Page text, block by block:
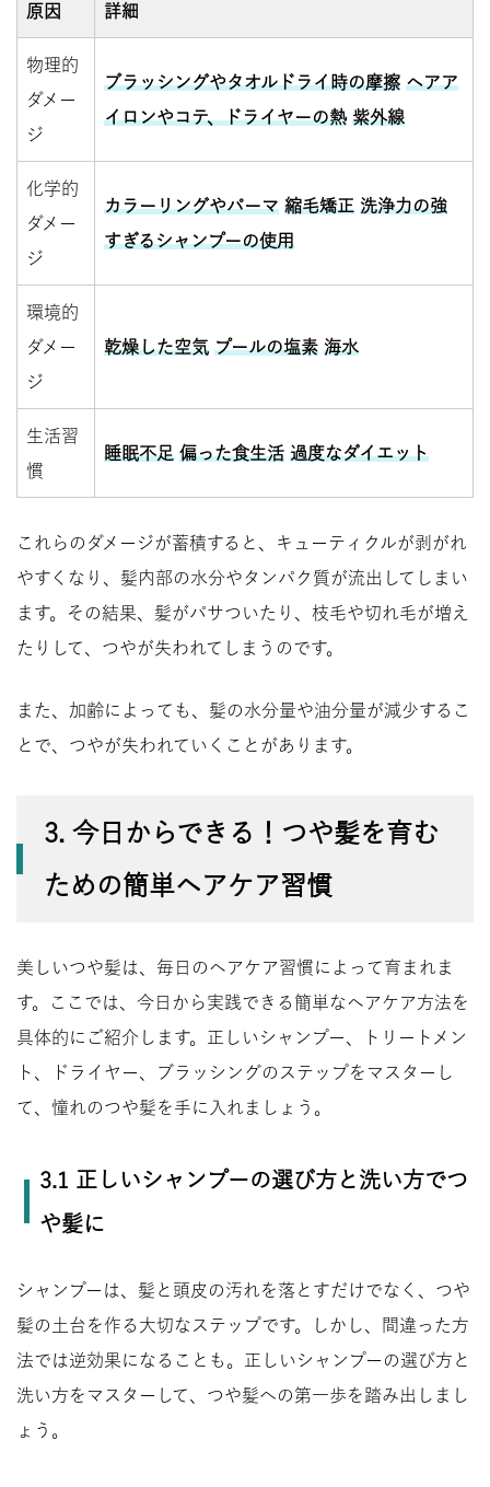
原因 詳細
物理的
ダメー
ジ
ブラッシングやタオルドライ時の摩擦 ヘアア
イロンやコテ、ドライヤーの熱 紫外線
化学的
ダメー
ジ
カラーリングやパーマ 縮毛矯正 洗浄力の強
すぎるシャンプーの使用
環境的
ダメー
ジ
乾燥した空気 プールの塩素 海水
生活習
慣
睡眠不足 偏った食生活 過度なダイエット
これらのダメージが蓄積すると、キューティクルが剥がれ
やすくなり、髪内部の水分やタンパク質が流出してしまい
ます。その結果、髪がパサついたり、枝毛や切れ毛が増え
たりして、つやが失われてしまうのです。
また、加齢によっても、髪の水分量や油分量が減少するこ
とで、つやが失われていくことがあります。
3. 今日からできる！つや髪を育む
ための簡単ヘアケア習慣
美しいつや髪は、毎日のヘアケア習慣によって育まれま
す。ここでは、今日から実践できる簡単なヘアケア方法を
具体的にご紹介します。正しいシャンプー、トリートメン
ト、ドライヤー、ブラッシングのステップをマスターし
て、憧れのつや髪を手に入れましょう。
3.1 正しいシャンプーの選び方と洗い方でつ
や髪に
シャンプーは、髪と頭皮の汚れを落とすだけでなく、つや
髪の土台を作る大切なステップです。しかし、間違った方
法では逆効果になることも。正しいシャンプーの選び方と
洗い方をマスターして、つや髪への第一歩を踏み出しまし
ょう。